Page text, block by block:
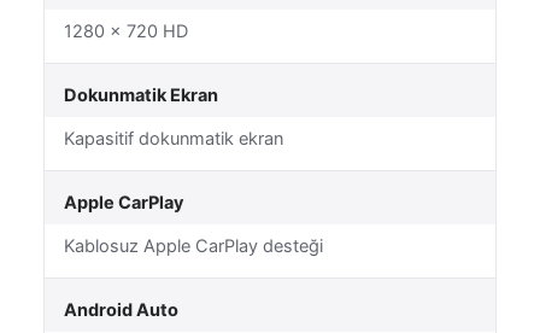
1280 × 720 HD
Dokunmatik Ekran
Kapasitif dokunmatik ekran
Apple CarPlay
Kablosuz Apple CarPlay desteği
Android Auto